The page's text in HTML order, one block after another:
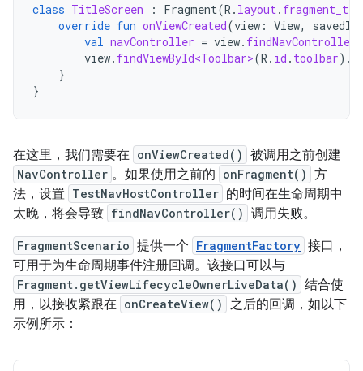
class TitleScreen : Fragment(R . layout .
override fun onViewCreated(view : View,
val navController = view. findNavController
view. findViewById<Toolbar>(R . id . toolbar).
}
}
在这里，我们需要在 onViewCreated() 被调用之前创建
NavController 。如果使用之前的 onFragment() 方
法，设置 TestNavHostController 的时间在生命周期中
太晚，将会导致 findNavController() 调用失败。
FragmentScenario 提供一个 FragmentFactory 接口，
可用于为生命周期事件注册回调。该接口可以与
Fragment.getViewLifecycleOwnerLiveData() 结合使
用，以接收紧跟在 onCreateView()
之后的回调，如以下
示例所示：